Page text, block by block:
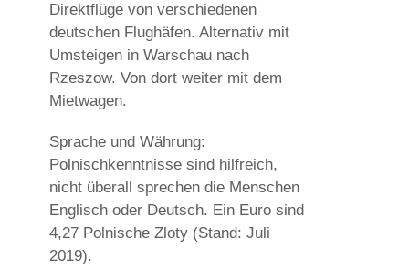
Direktflüge von verschiedenen
deutschen Flughäfen. Alternativ mit
Umsteigen in Warschau nach
Rzeszow. Von dort weiter mit dem
Mietwagen.
Sprache und Währung:
Polnischkenntnisse sind hilfreich,
nicht überall sprechen die Menschen
Englisch oder Deutsch. Ein Euro sind
4,27 Polnische Zloty (Stand: Juli
2019).